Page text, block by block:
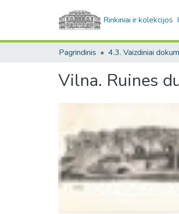
Rinkiniai ir kolekcijos
Pagrindinis
Vilna. Ruines